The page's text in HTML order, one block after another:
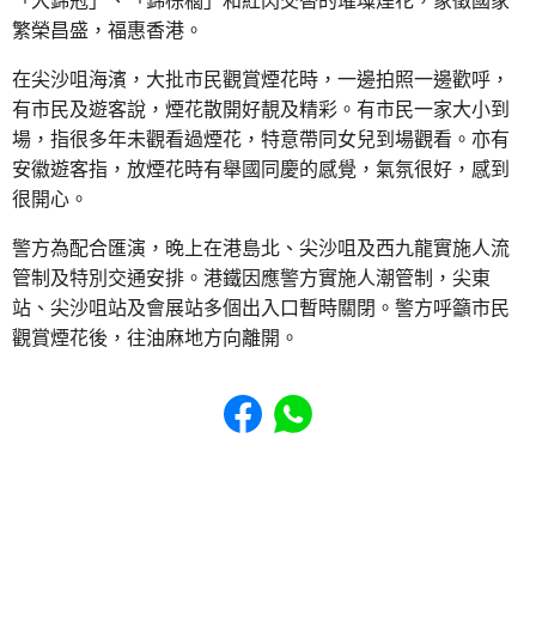
繁榮昌盛，福惠香港。
在尖沙咀海濱，大批市民觀賞煙花時，一邊拍照一邊歡呼，
有市民及遊客說，煙花散開好靚及精彩。有市民一家大小到
場，指很多年未觀看過煙花，特意帶同女兒到場觀看。亦有
安徽遊客指，放煙花時有舉國同慶的感覺，氣氛很好，感到
很開心。
警方為配合匯演，晚上在港島北、尖沙咀及西九龍實施人流
管制及特別交通安排。港鐵因應警方實施人潮管制，尖東
站、尖沙咀站及會展站多個出入口暫時關閉。警方呼籲市民
觀賞煙花後，往油麻地方向離開。
Share to Facebook
Share to WhatsApp